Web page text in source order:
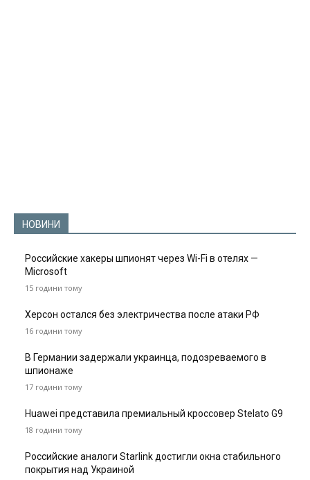
НОВИНИ
Российские хакеры шпионят через Wi-Fi в отелях —
Microsoft
15 години тому
Херсон остался без электричества после атаки РФ
16 години тому
В Германии задержали украинца, подозреваемого в
шпионаже
17 години тому
Huawei представила премиальный кроссовер Stelato G9
18 години тому
Российские аналоги Starlink достигли окна стабильного
покрытия над Украиной